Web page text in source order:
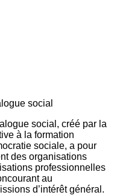
social, créé par la
à la formation
sociale, a pour
des organisations
professionnelles
au
d’intérêt général.